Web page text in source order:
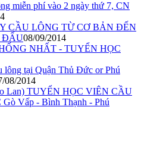
miễn phí vào 2 ngày thứ 7, CN
CẦU LÔNG TỪ CƠ BẢN ĐẾN
ĐẤU08/09/2014
NHẤT - TUYỂN HỌC
lông tại Quận Thủ Đức or Phú
08/2014
Lan) TUYỂN HỌC VIÊN CẦU
Vấp - Bình Thạnh - Phú